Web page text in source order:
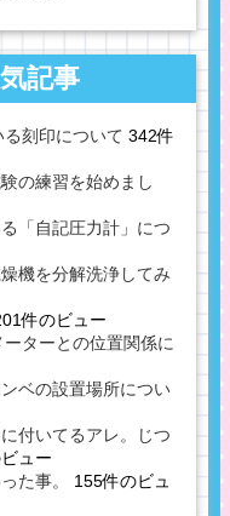
記事
刻印について 342件
の練習を始めまし
「自記圧力計」につ
機を分解洗浄してみ
件のビュー
ターとの位置関係に
ベの設置場所につい
付いてるアレ。じつ
ュー
た事。
155件のビュ